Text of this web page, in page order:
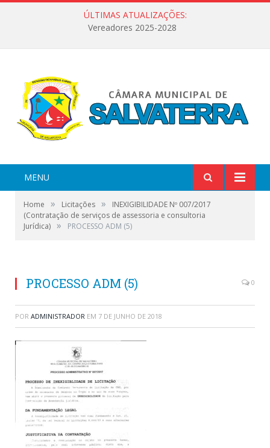
ÚLTIMAS ATUALIZAÇÕES:
Vereadores 2025-2028
MENU
Home » Licitações »
INEXIGIBILIDADE Nº 007/2017
(Contratação de serviços de assessoria e consultoria
Jurídica) » PROCESSO ADM (5)
PROCESSO ADM (5) 0
POR ADMINISTRADOR EM 7 DE JUNHO DE 2018